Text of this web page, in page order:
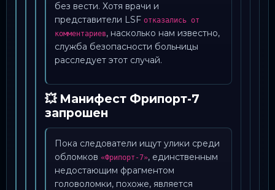
без вести. Хотя врачи и
представители LSF отказались от
комментариев, насколько нам известно,
служба безопасности больницы
расследует этот случай.
💥 Манифест Фрипорт-7
запрошен
Пока следователи ищут улики среди
обломков «Фрипорт-7», единственным
недостающим фрагментом
головоломки, похоже, является